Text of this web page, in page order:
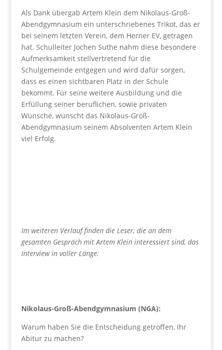
Als Dank übergab Artem Klein dem Nikolaus-Groß-
Abendgymnasium ein unterschriebenes Trikot, das er
bei seinem letzten Verein, dem Herner EV, getragen
hat. Schulleiter Jochen Suthe nahm diese besondere
Aufmerksamkeit stellvertretend für die
Schulgemeinde entgegen und wird dafür sorgen,
dass es einen sichtbaren Platz in der Schule
bekommt. Für seine weitere Ausbildung und die
Erfüllung seiner beruflichen, sowie privaten
Wünsche, wünscht das Nikolaus-Groß-
Abendgymnasium seinem Absolventen Artem Klein
viel Erfolg.
Im weiteren Verlauf finden die Leser, die an dem
gesamten Gespräch mit Artem Klein interessiert sind, das
Interview in voller Länge:
Nikolaus-Groß-Abendgymnasium (NGA):
Warum haben Sie die Entscheidung getroffen, Ihr
Abitur zu machen?